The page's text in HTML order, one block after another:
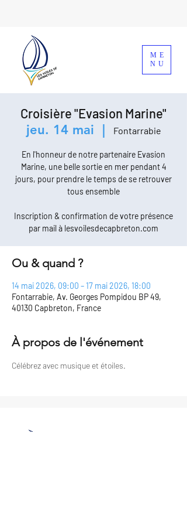
ME
NU
Croisière "Evasion Marine"
jeu. 14 mai Fontarrabie
En l'honneur de notre partenaire Evasion
Marine, une belle sortie en mer pendant 4
jours, pour prendre le temps de se retrouver
tous ensemble
Inscription & confirmation de votre présence
par mail à lesvoilesdecapbreton.com
Ou & quand ?
14 mai 2026, 09:00 – 17 mai 2026, 18:00
Fontarrabie, Av. Georges Pompidou BP 49,
40130 Capbreton, France
À propos de l'événement
Célébrez avec musique et étoiles.